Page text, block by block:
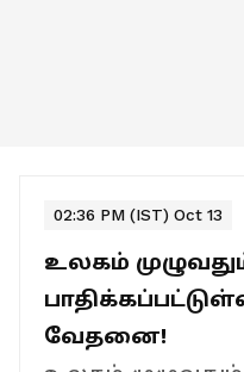
02:36 PM (IST) Oct 13
உலகம்
வேதனை!